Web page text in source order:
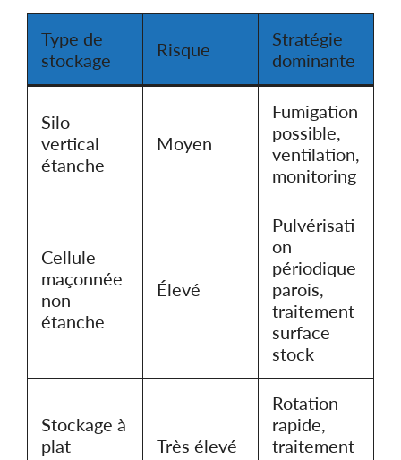
Type de
stockage
Risque
Stratégie
dominante
Silo
vertical
étanche
Moyen
Fumigation
possible,
ventilation,
monitoring
Cellule
maçonnée
non
étanche
Élevé
Pulvérisati
on
périodique
parois,
traitement
surface
stock
Stockage à
plat
Très élevé
Rotation
rapide,
traitement